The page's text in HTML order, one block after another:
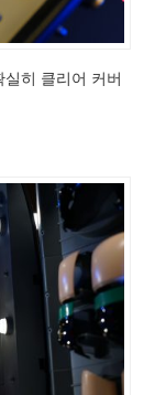
히 클리어 커버